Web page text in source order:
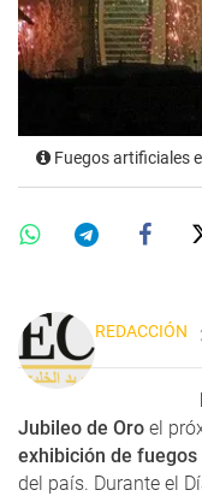
Fuegos artificiales
REDACCIÓN
Jubileo de Oro el
exhibición de
del país. Durante el